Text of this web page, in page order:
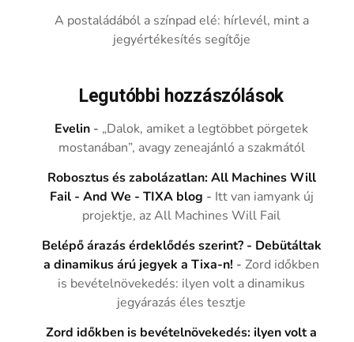
A postaládából a színpad elé: hírlevél, mint a
jegyértékesítés segítője
Legutóbbi hozzászólások
Evelin - „Dalok, amiket a legtöbbet pörgetek
mostanában”, avagy zeneajánló a szakmától
Robosztus és zabolázatlan: All Machines Will
Fail - And We - TIXA blog - Itt van iamyank új
projektje, az All Machines Will Fail
Belépő árazás érdeklődés szerint? - Debütáltak
a dinamikus árú jegyek a Tixa-n! -Zord időkben
is bevételnövekedés: ilyen volt a dinamikus
jegyárazás éles tesztje
Zord időkben is bevételnövekedés: ilyen volt a